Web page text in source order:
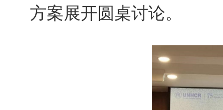
方案展开圆桌讨论。